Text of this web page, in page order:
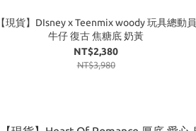
【現貨】DIsney x Teenmix woody 玩具總動員
牛仔 復古 焦糖底 奶黃
NT$2,380
NT$3,980